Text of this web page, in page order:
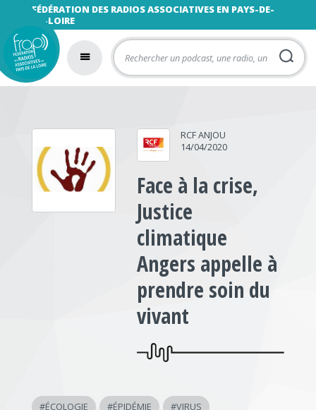
FÉDÉRATION DES RADIOS ASSOCIATIVES EN PAYS-DE-
LA-LOIRE
RCF ANJOU
14/04/2020
Face à la crise,
Justice
climatique
Angers appelle à
prendre soin du
vivant
#ÉCOLOGIE #ÉPIDÉMIE #VIRUS